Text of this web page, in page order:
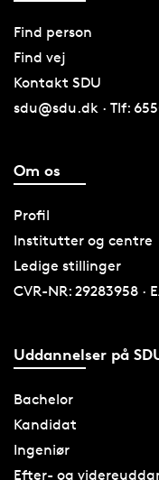
Find person
Find vej
Kontakt SDU
sdu@sdu.dk · Tlf:
Om os
Profil
Institutter og centre
Ledige stillinger
CVR-NR: 29283958 ·
Uddannelser på
Bachelor
Kandidat
Ingeniør
Efter- og